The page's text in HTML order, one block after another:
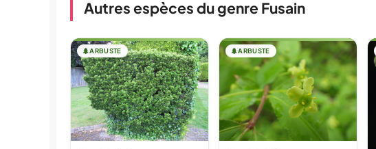
Autres espèces du genre Fusain
🌲ARBUSTE 🌲ARBUSTE